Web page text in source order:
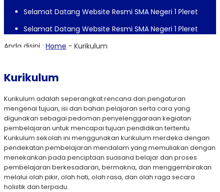
Selamat Datang Website Resmi SMA Negeri 1 Pleret
Selamat Datang Website Resmi SMA Negeri 1 Pleret
Anda disini : Home - Kurikulum
Kurikulum
Kurikulum adalah seperangkat rencana dan pengaturan
mengenai tujuan, isi dan bahan pelajaran serta cara yang
digunakan sebagai pedoman penyelenggaraan kegiatan
pembelajaran untuk mencapai tujuan pendidikan tertentu.
Kurikulum sekolah ini menggunakan kurikulum merdeka dengan
pendekatan pembelajaran mendalam yang memuliakan dengan
menekankan pada penciptaan suasana belajar dan proses
pembelajaran berkesadaran, bermakna, dan menggembirakan
melalui olah pikir, olah hati, olah rasa, dan olah raga secara
holistik dan terpadu.